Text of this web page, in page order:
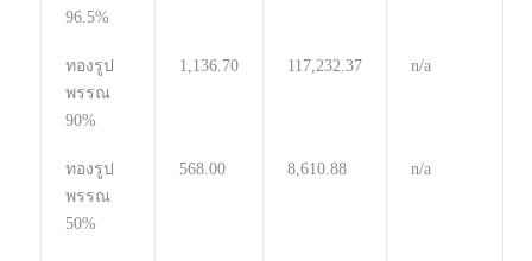
96.5%
ทองรูป
พรรณ
90%
1,136.70 117,232.37 n/a
ทองรูป
พรรณ
50%
568.00 8,610.88 n/a